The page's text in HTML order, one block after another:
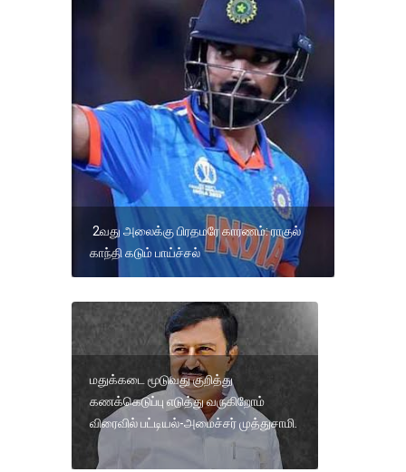
2வது அலைக்கு பிரதமரே காரணம்: ராகுல்
காந்தி கடும் பாய்ச்சல்
மதுக்கடை மூடுவது குறித்து
கணக்கெடுப்பு எடுத்து வருகிறோம்
விரைவில் பட்டியல்-அமைச்சர் முத்துசாமி.